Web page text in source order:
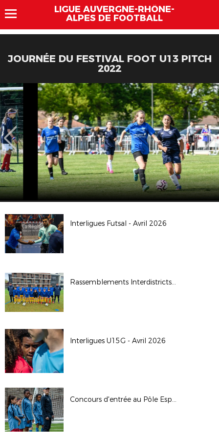
LIGUE AUVERGNE-RHÔNE-
ALPES DE FOOTBALL
JOURNÉE DU FESTIVAL FOOT U13 PITCH
2022
Interligues Futsal - Avril 2026
Rassemblements Interdistricts U14G - Avr. 2026
Interligues U15G - Avril 2026
Concours d'entrée au Pôle Espoirs - 2026